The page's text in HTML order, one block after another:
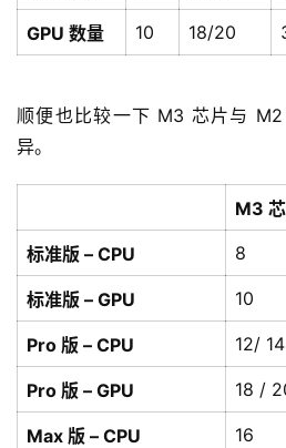
GPU 数量 10 18/20
顺便也比较一下 M3 芯片与
异。
M3
标准版 – CPU 8
标准版 – GPU 10
Pro 版 – CPU 12/ 14
Pro 版 – GPU 18 /
Max 版 – CPU 16